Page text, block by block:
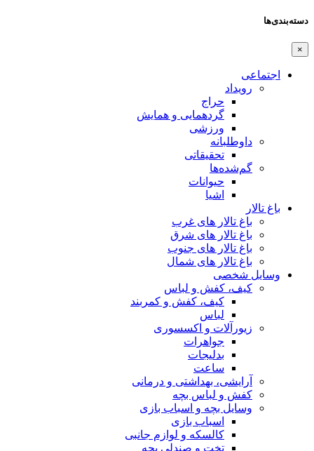
دسته‌بندی‌ها
×
اجتماعی
رویداد
حراج
گردهمایی و همایش
ورزشی
داوطلبانه
تحقیقاتی
گم‌شده‌ها
حیوانات
اشیا
باغ تالار
باغ تالار های غرب
باغ تالار های شرق
باغ تالار های جنوب
باغ تالار های شمال
وسایل شخصی
کیف، کفش و لباس
کیف، کفش و کمربند
لباس
زیورآلات و اکسسوری
جواهرات
بدلیجات
ساعت
آرایشی، بهداشتی و درمانی
کفش و لباس بچه
وسایل بچه و اسباب بازی
اسباب بازی
کالسکه و لوازم جانبی
تخت و صندلی بچه